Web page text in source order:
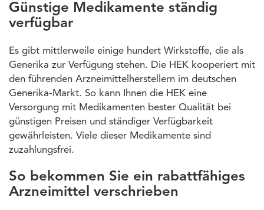
Günstige Medikamente ständig
verfügbar
Es gibt mittlerweile einige hundert Wirkstoffe, die als
Generika zur Verfügung stehen. Die HEK kooperiert mit
den führenden Arzneimittelherstellern im deutschen
Generika-Markt. So kann Ihnen die HEK eine
Versorgung mit Medikamenten bester Qualität bei
günstigen Preisen und ständiger Verfügbarkeit
gewährleisten. Viele dieser Medikamente sind
zuzahlungsfrei.
So bekommen Sie ein rabattfähiges
Arzneimittel verschrieben